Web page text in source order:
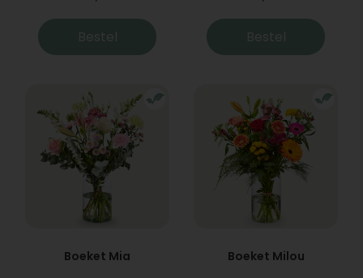
Bestel Bestel
Boeket Mia Boeket Milou